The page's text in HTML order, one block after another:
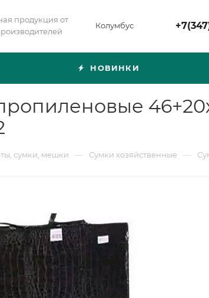
продукция от
Колумбус
НОВИНКИ
сумки, мешки — Сумки хозяйственные —